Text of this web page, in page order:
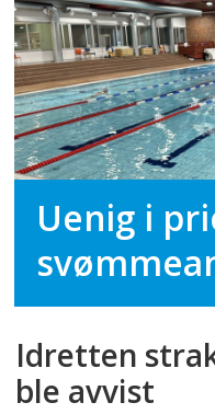
Uenig i
Idretten
ble avvist